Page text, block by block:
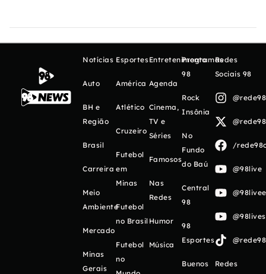
Notícias
Auto
BH e
Região
Brasil
Carreira
Meio
Ambiente
Mercado
Minas
Gerais
Esportes
América
Atlético
Cruzeiro
Futebol
em
Minas
Futebol
no Brasil
Futebol
no
Entretenimento
Agenda
Cinema,
TV e
Séries
Famosos
Nas
Redes
Humor
Música
Programas
98
Rock
Insônia
No
Fundo
do Baú
Central
98
98
Esportes
Buenos
Redes
Sociais 98
/
@98live
Redes